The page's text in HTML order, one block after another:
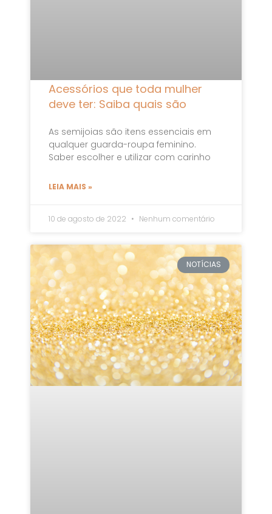
Acessórios que toda mulher
deve ter: Saiba quais são
As semijoias são itens essenciais em
qualquer guarda-roupa feminino.
Saber escolher e utilizar com carinho
LEIA MAIS »
10 de agosto de 2022 Nenhum comentário
NOTÍCIAS